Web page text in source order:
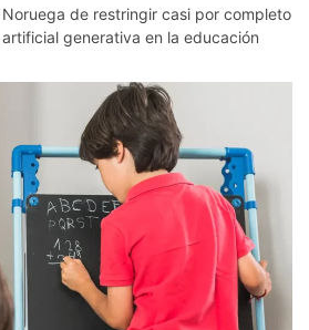
de restringir casi por completo
generativa en la educación